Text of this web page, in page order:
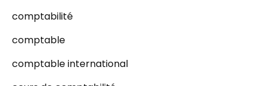
comptabilité
comptable
comptable international